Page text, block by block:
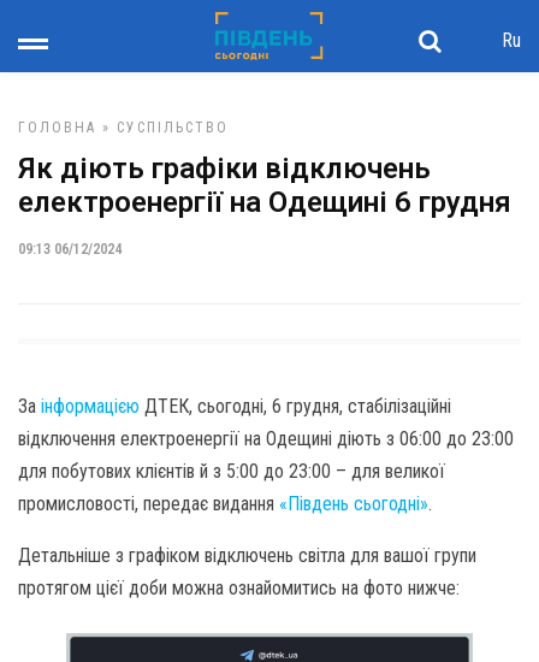
Ru
ГОЛОВНА » СУСПІЛЬСТВО
Як діють графіки відключень
електроенергії на Одещині 6 грудня
09:13 06/12/2024
За інформацією ДТЕК, сьогодні, 6 грудня, стабілізаційні
відключення електроенергії на Одещині діють з 06:00 до 23:00
для побутових клієнтів й з 5:00 до 23:00 – для великої
промисловості, передає видання «Південь сьогодні».
Детальніше з графіком відключень світла для вашої групи
протягом цієї доби можна ознайомитись на фото нижче: